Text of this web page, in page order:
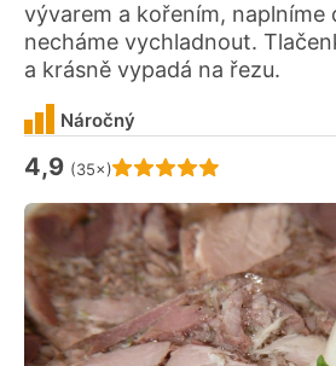
vývarem a kořením, naplníme
necháme vychladnout.
a krásně vypadá na řezu.
Hodnocení receptu je
4,9 (35×)
Náročný